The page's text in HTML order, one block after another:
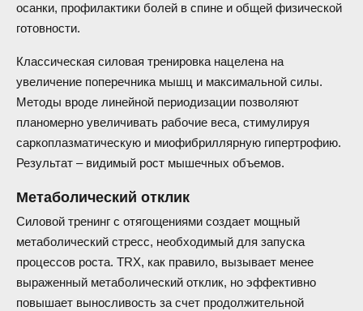
осанки, профилактики болей в спине и общей физической
готовности.
Классическая силовая тренировка нацелена на
увеличение поперечника мышц и максимальной силы.
Методы вроде линейной периодизации позволяют
планомерно увеличивать рабочие веса, стимулируя
саркоплазматическую и миофибриллярную гипертрофию.
Результат – видимый рост мышечных объемов.
Метаболический отклик
Силовой тренинг с отягощениями создает мощный
метаболический стресс, необходимый для запуска
процессов роста. TRX, как правило, вызывает менее
выраженный метаболический отклик, но эффективно
повышает выносливость за счет продолжительной